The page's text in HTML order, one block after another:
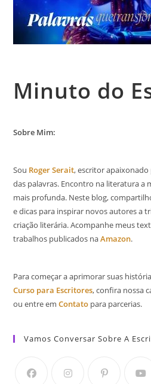
Minuto do
Sobre Mim:
Sou Roger Serait, escritor
das palavras. Encontro na literatura a
mais profunda. Neste blog,
e dicas para inspirar novos autores a
criação literária. Acompanhe meus
trabalhos publicados naAmazon.
Para começar a aprimorar suas
Curso para Escritores, confira nossa
ou entre emContato para parcerias.
Vamos Conversar Sobre A